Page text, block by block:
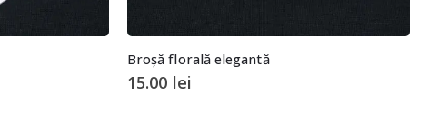
Broșă florală elegantă
15.00 lei